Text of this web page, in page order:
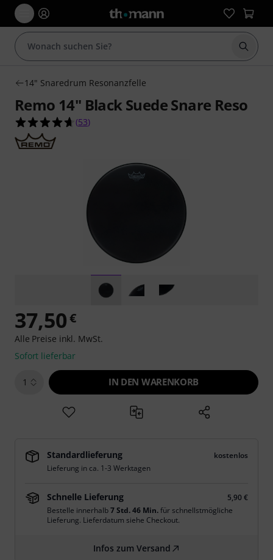
Suche
14" Snaredrum Resonanzfelle
Remo 14" Black Suede Snare Reso
4.6 von 5 Sternen aus 53 Kundenbewertungen
(53)
37,50€
Alle Preise inkl. MwSt.
Sofort lieferbar
1 IN DEN WARENKORB
Standardlieferung
kostenlos
Lieferung in ca. 1-3 Werktagen
Schnelle Lieferung
5,90 €
Bestelle innerhalb7 Std. 46 Min.für schnellstmögliche
Lieferung. Lieferdatum siehe Checkout.
Infos zum Versand